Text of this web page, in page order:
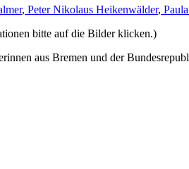
, Peter Nikolaus Heikenwälder,
bitte auf die Bilder klicken.)
aus Bremen und der